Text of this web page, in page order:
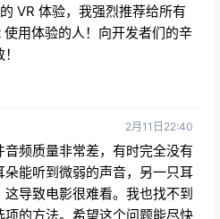
VR 体验，我强烈推荐给所有
用体验的人！向开发者们的辛
2月11日22:40
频质量非常差，有时完全没有
朵能听到微弱的声音，另一只耳
导致电影很难看。我也找不到
的方法。希望这个问题能尽快